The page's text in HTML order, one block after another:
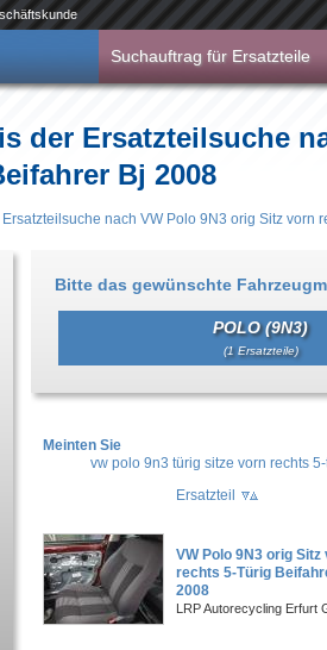
Suchauftrag für Ersatzteile
der Ersatzteilsuche
Bj 2008
Ersatzteilsuche nach VW Polo 9N3 orig Sitz vorn
Bitte das gewünschte
POLO (9N3)
(1 Ersatzteile)
Meinten Sie
vw polo 9n3 türig sitze vorn rechts
Ersatzteil
VW Polo 9N3 orig Sitz
rechts 5-Türig
2008
LRP Autorecycling Erfurt